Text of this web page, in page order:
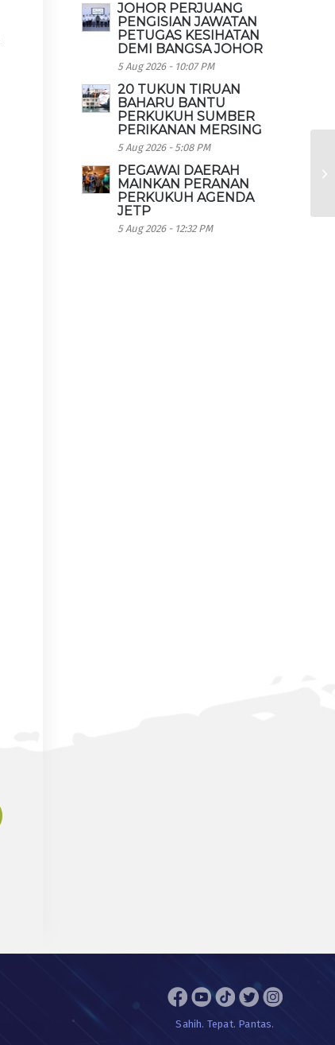
JOHOR PERJUANG
PENGISIAN JAWATAN
PETUGAS KESIHATAN
DEMI BANGSA JOHOR
5 Aug 2026 - 10:07 PM
20 TUKUN TIRUAN
BAHARU BANTU
PERKUKUH SUMBER
PERIKANAN MERSING
5 Aug 2026 - 5:08 PM
PEGAWAI DAERAH
MAINKAN PERANAN
PERKUKUH AGENDA
JETP
5 Aug 2026 - 12:32 PM
Sahih. Tepat. Pantas.